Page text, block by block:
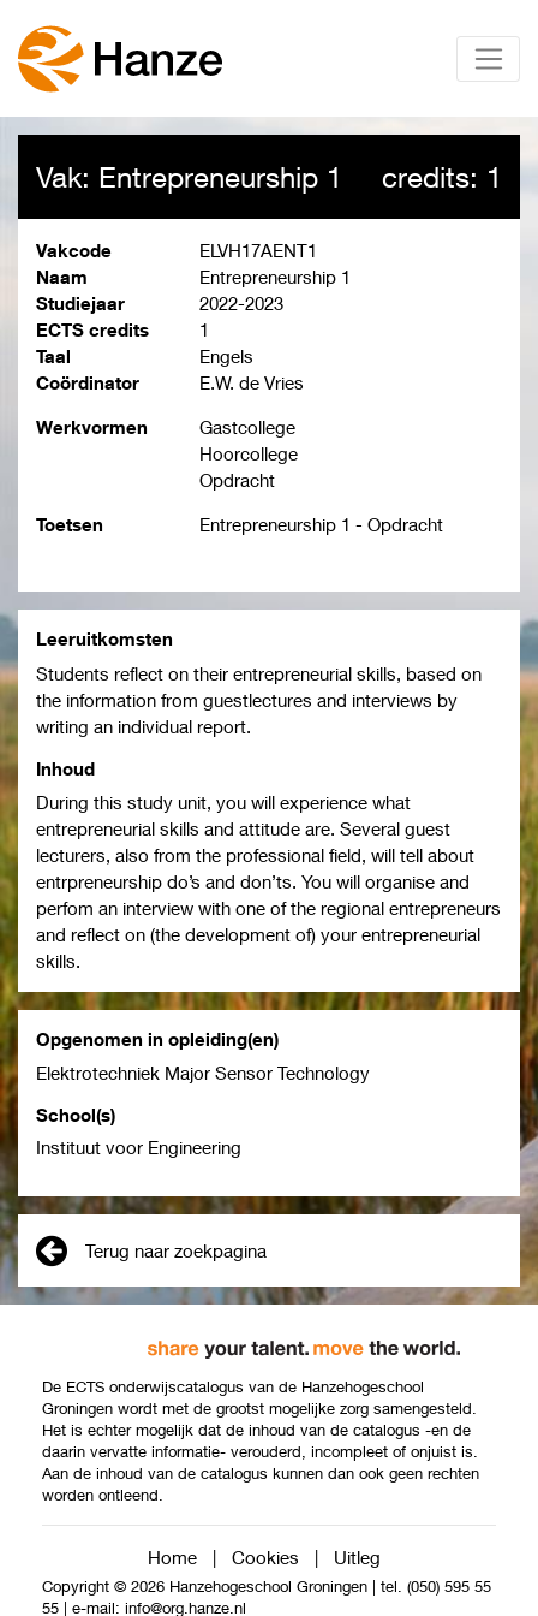
Vak: Entrepreneurship 1 credits: 1
Vakcode
ELVH17AENT1
Naam
Entrepreneurship 1
Studiejaar
2022-2023
ECTS credits
1
Taal
Engels
Coördinator
E.W. de Vries
Werkvormen
Gastcollege
Hoorcollege
Opdracht
Toetsen Entrepreneurship 1 - Opdracht
Leeruitkomsten
Students reflect on their entrepreneurial skills, based on
the information from guestlectures and interviews by
writing an individual report.
Inhoud
During this study unit, you will experience what
entrepreneurial skills and attitude are. Several guest
lecturers, also from the professional field, will tell about
entrpreneurship do’s and don’ts. You will organise and
perfom an interview with one of the regional entrepreneurs
and reflect on (the development of) your entrepreneurial
skills.
Opgenomen in opleiding(en)
Elektrotechniek Major Sensor Technology
School(s)
Instituut voor Engineering
Terug naar zoekpagina
De ECTS onderwijscatalogus van de Hanzehogeschool
Groningen wordt met de grootst mogelijke zorg samengesteld.
Het is echter mogelijk dat de inhoud van de catalogus -en de
daarin vervatte informatie- verouderd, incompleet of onjuist is.
Aan de inhoud van de catalogus kunnen dan ook geen rechten
worden ontleend.
Home Cookies Uitleg
Copyright © 2026 Hanzehogeschool Groningen
tel. (050) 595 55
55
e-mail: info@org.hanze.nl